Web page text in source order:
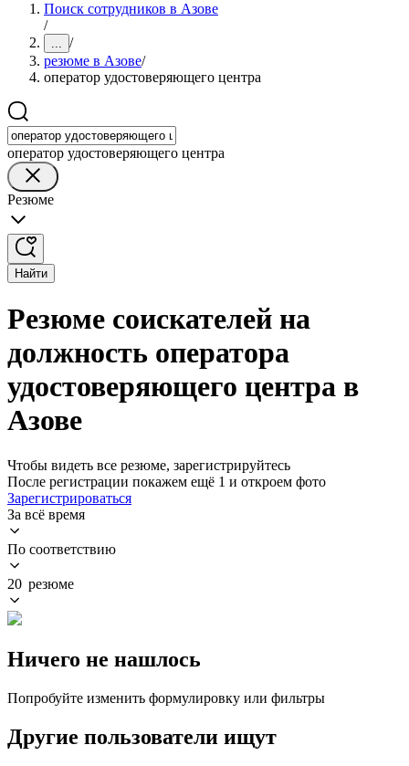
Поиск сотрудников в Азове
/
... /
резюме в Азове/
оператор удостоверяющего центра
оператор удостоверяющего центра
Резюме
Найти
Резюме соискателей на
должность оператора
удостоверяющего центра в
Азове
Чтобы видеть все резюме, зарегистрируйтесь
После регистрации покажем ещё 1 и откроем фото
Зарегистрироваться
За всё время
По соответствию
20 резюме
Ничего не нашлось
Попробуйте изменить формулировку или фильтры
Другие пользователи ищут